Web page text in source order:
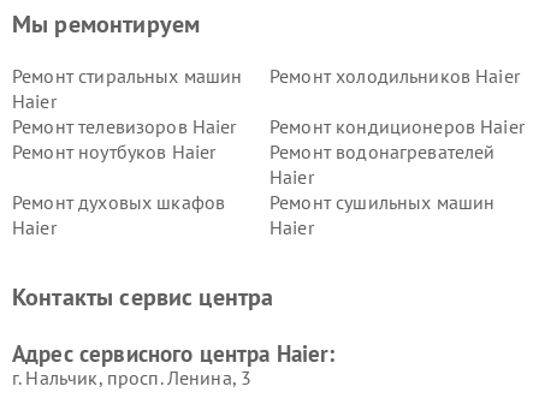
Мы ремонтируем
Ремонт стиральных машин
Haier
Ремонт холодильников Haier
Ремонт телевизоров Haier
Ремонт кондиционеров Haier
Ремонт ноутбуков Haier
Ремонт водонагревателей
Haier
Ремонт духовых шкафов
Haier
Ремонт сушильных машин
Haier
Ремонт роботов-пылесосов
Ремонт посудомоечных
Контакты сервис центра
Адрес сервисного центра Haier:
г. Нальчик, просп. Ленина, 3